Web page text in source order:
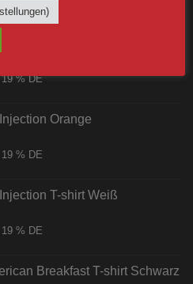
Model Schwarz
% DE
Orange
% DE
T-shirt Weiß
% DE
Breakfast T-shirt Schwarz